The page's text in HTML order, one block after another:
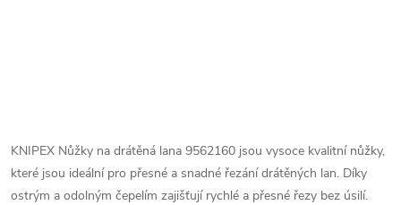
KNIPEX Nůžky na drátěná lana 9562160 jsou vysoce kvalitní nůžky,
které jsou ideální pro přesné a snadné řezání drátěných lan. Díky
ostrým a odolným čepelím zajišťují rychlé a přesné řezy bez úsilí.